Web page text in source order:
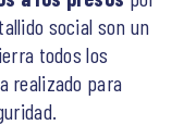
social son un
todos los
realizado para